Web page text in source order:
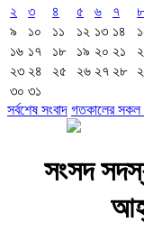
২
৩ ৪ ৫ ৬ ৭
৮
৯
১০ ১১ ১২ ১৩ ১৪
১৬ ১৭ ১৮ ১৯ ২০ ২১
২৩ ২৪ ২৫ ২৬ ২৭ ২৮
৩০ ৩১
সর্বশেষ সংবাদ গতকালের সকল
সংসদ